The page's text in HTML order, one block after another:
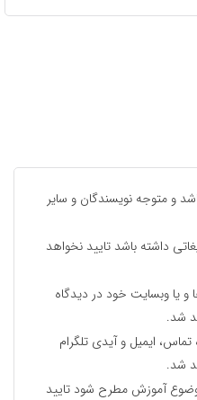
و متوجه نویسندگان و سایر
داشته باشد تایید نخواهد
و یا وبسایت خود در دیدگاه
شد.
ایمیل و آیدی تلگرام
شد.
آموزش مطرح شود تایید